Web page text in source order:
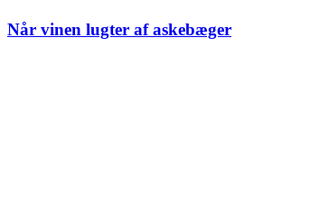
Når vinen lugter af askebæger